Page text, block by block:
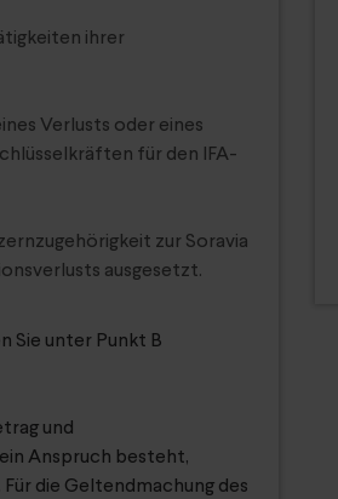
ihrer
Verlusts oder eines
für den IFA-
zur Soravia
ausgesetzt.
Sie unter Punkt B
und
Anspruch besteht,
die Geltendmachung des